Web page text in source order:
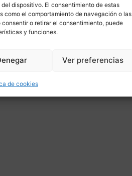
dispositivo. El consentimiento de estas
como el comportamiento de navegación o las
o retirar el consentimiento, puede
y funciones.
Ver preferencias
de cookies